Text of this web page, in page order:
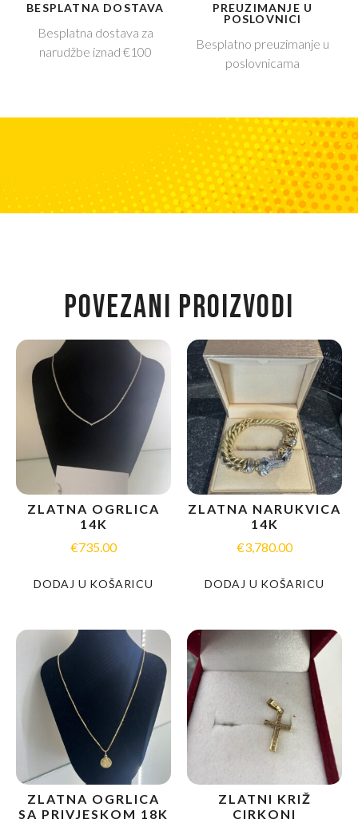
BESPLATNA DOSTAVA
Besplatna dostava za
narudžbe iznad €100
PREUZIMANJE U
POSLOVNICI
Besplatno preuzimanje u
poslovnicama
POVEZANI PROIZVODI
ZLATNA OGRLICA
14K
€735.00
DODAJ U KOŠARICU
ZLATNA NARUKVICA
14K
€3,780.00
DODAJ U KOŠARICU
ZLATNA OGRLICA
SA PRIVJESKOM 18K
ZLATNI KRIŽ
CIRKONI